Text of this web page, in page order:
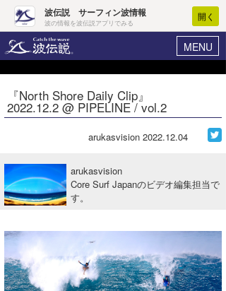
波伝説 サーフィン波情報
波の情報を波伝説アプリでみる
開く
MENU
ヘルプ マイホーム
ログイン
波情報･概況
WAVE HUNTER 波予想ツール
ニュース
サーフィンエリアガイド
『North Shore Daily Clip』
2022.12.2 @ PIPELINE / vol.2
arukasvision 2022.12.04
arukasvision
Core Surf Japanのビデオ編集担当で
す。
Core Surf Japan
アート＆エンタメ
トラベル
ショップ情報